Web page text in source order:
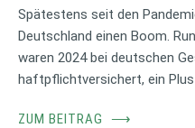
Spätestens seit den
Deutschland einen Boom.
waren 2024 bei deutschen
haftpflichtversichert, ein
ZUM BEITRAG ⟶